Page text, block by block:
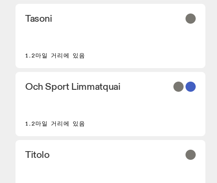
Tasoni
1.2마일 거리에 있음
Och Sport Limmatquai
1.2마일 거리에 있음
Titolo